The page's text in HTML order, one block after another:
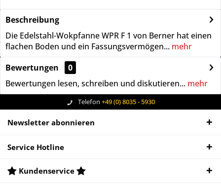
Beschreibung
Die Edelstahl-Wokpfanne WPR F 1 von Berner hat einen
flachen Boden und ein Fassungsvermögen... mehr
Bewertungen
0
Bewertungen lesen, schreiben und diskutieren... mehr
Telefon +49 (0) 8035 - 5930
Newsletter abonnieren
Service Hotline
Kundenservice